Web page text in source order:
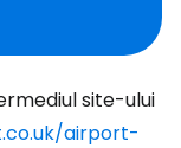
site-ului
airport-